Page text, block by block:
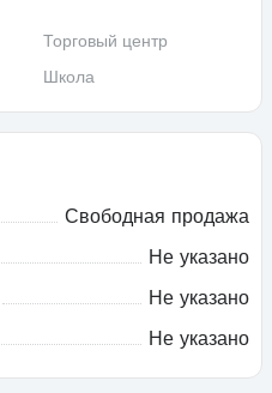
Торговый центр
Школа
Свободная продажа
Не указано
Не указано
Не указано